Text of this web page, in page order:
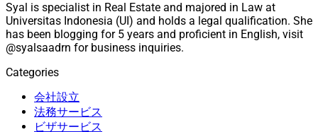
Syal is specialist in Real Estate and majored in Law at
Universitas Indonesia (UI) and holds a legal qualification. She
has been blogging for 5 years and proficient in English, visit
@syalsaadrn for business inquiries.
Categories
会社設立
法務サービス
ビザサービス